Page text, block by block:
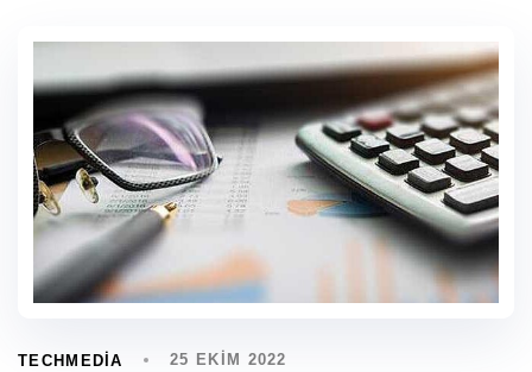
TECHMEDIA 25 EKIM 2022